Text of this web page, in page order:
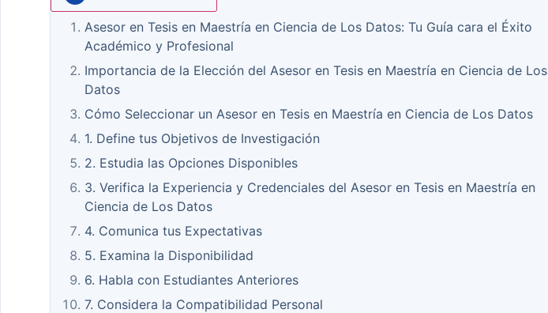
Asesor en Tesis en Maestría en Ciencia de Los Datos: Tu Guía cara el Éxito
Académico y Profesional
Importancia de la Elección del Asesor en Tesis en Maestría en Ciencia de Los
Datos
Cómo Seleccionar un Asesor en Tesis en Maestría en Ciencia de Los Datos
1. Define tus Objetivos de Investigación
2. Estudia las Opciones Disponibles
3. Verifica la Experiencia y Credenciales del Asesor en Tesis en Maestría en
Ciencia de Los Datos
4. Comunica tus Expectativas
5. Examina la Disponibilidad
6. Habla con Estudiantes Anteriores
7. Considera la Compatibilidad Personal